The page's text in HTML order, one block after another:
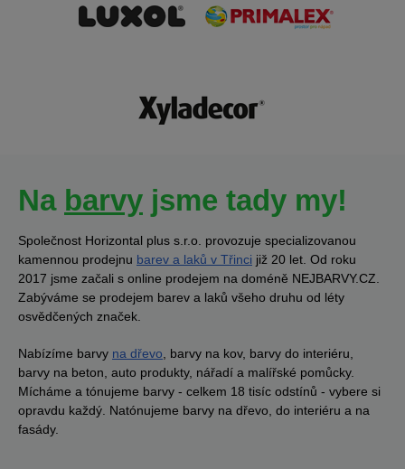
Na barvy jsme tady my!
Společnost Horizontal plus s.r.o. provozuje specializovanou
kamennou prodejnu barev a laků v Třinci již 20 let. Od roku
2017 jsme začali s online prodejem na doméně NEJBARVY.CZ.
Zabýváme se prodejem barev a laků všeho druhu od léty
osvědčených značek.
Nabízíme barvy na dřevo, barvy na kov, barvy do interiéru,
barvy na beton, auto produkty, nářadí a malířské pomůcky.
Mícháme a tónujeme barvy - celkem 18 tisíc odstínů - vybere si
opravdu každý. Natónujeme barvy na dřevo, do interiéru a na
fasády.